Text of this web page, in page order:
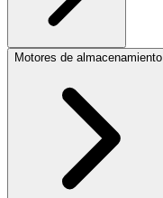
Motores de almacenamiento